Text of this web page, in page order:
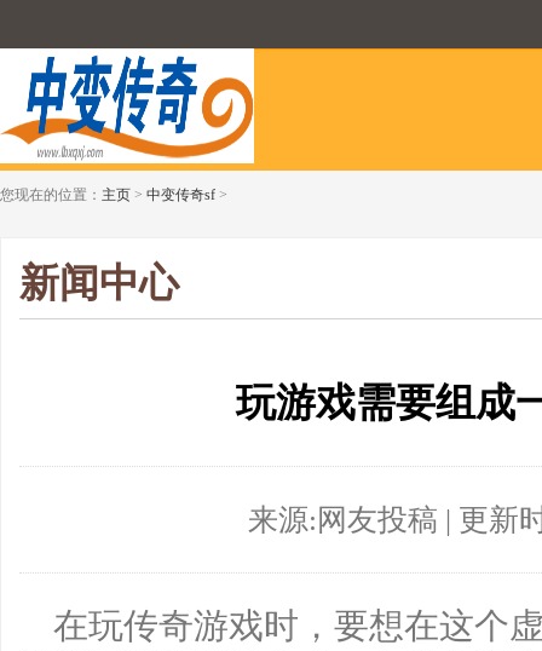
您现在的位置： 主页 > 中变传奇sf >
新闻中心
玩游戏需要组成
来源:网友投稿 | 更新
在玩传奇游戏时，要想在这个